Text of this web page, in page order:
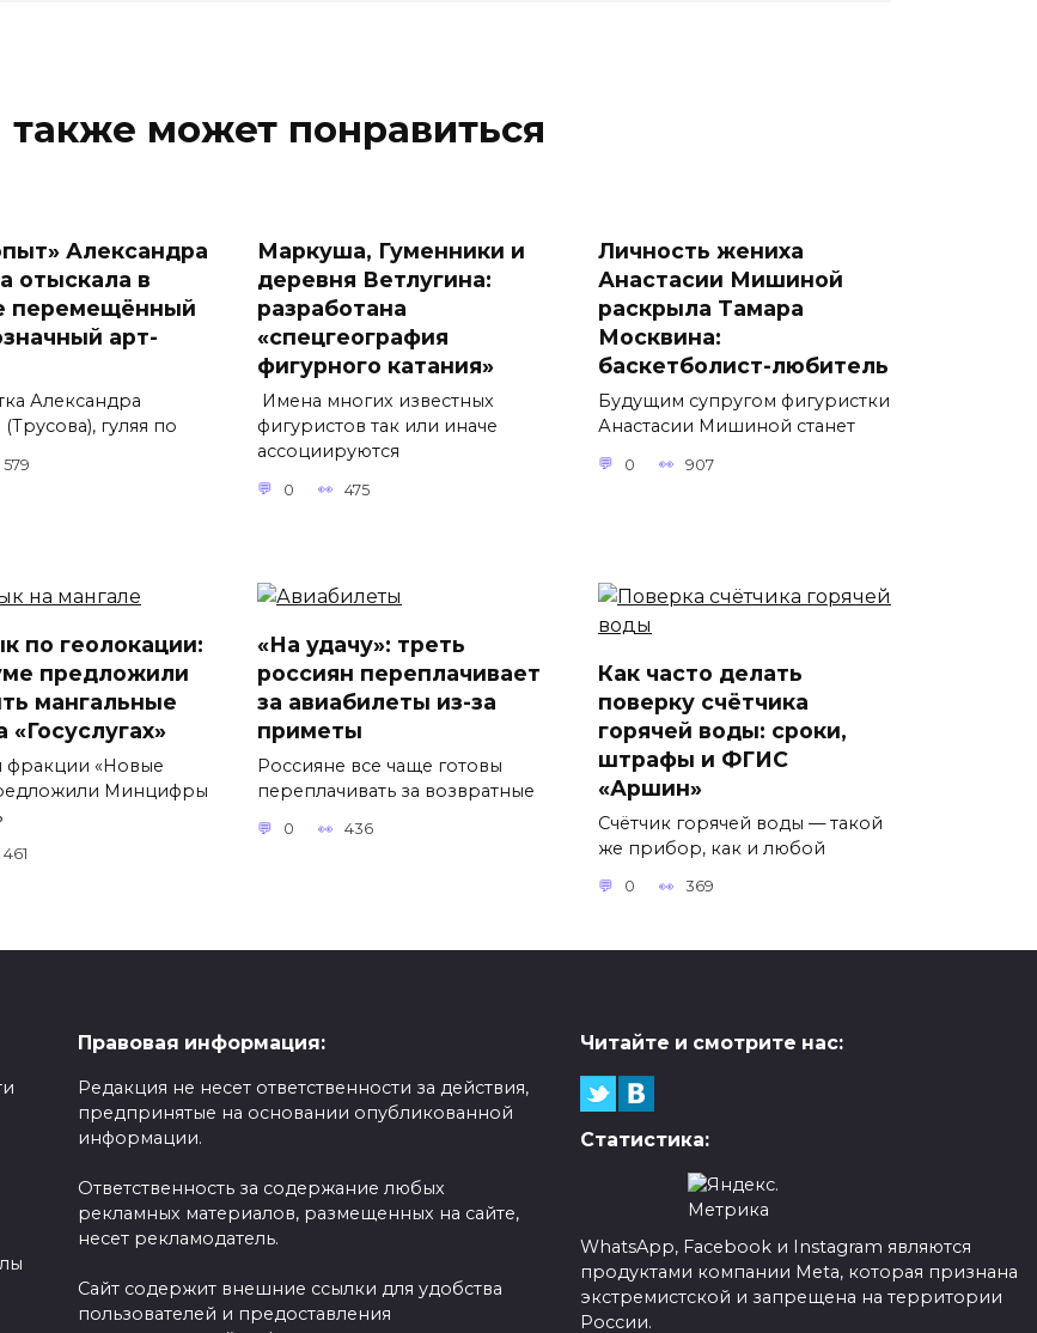
также может понравиться
Александра
отыскала в
перемещённый
арт-
Александра
гуляя по
579
Маркуша, Гуменники и
деревня Ветлугина:
разработана
«спецгеография
фигурного катания»
Имена многих известных
фигуристов так или иначе
ассоциируются
0 475
Личность жениха
Анастасии Мишиной
раскрыла Тамара
Москвина:
баскетболист-любитель
Будущим супругом фигуристки
Анастасии Мишиной станет
0 907
по геолокации:
предложили
мангальные
«Госуслугах»
фракции «Новые
Минцифры
461
«На удачу»: треть
россиян переплачивает
за авиабилеты из-за
приметы
Россияне все чаще готовы
переплачивать за возвратные
0 436
Как часто делать
поверку счётчика
горячей воды: сроки,
штрафы и ФГИС
«Аршин»
Счётчик горячей воды — такой
же прибор, как и любой
0 369
Правовая информация:
Редакция не несет ответственности за действия,
предпринятые на основании опубликованной
информации.
Ответственность за содержание любых
рекламных материалов, размещенных на сайте,
несет рекламодатель.
Сайт содержит внешние ссылки для удобства
пользователей и предоставления
Читайте и смотрите нас:
Статистика:
WhatsApp, Facebook и Instagram являются
продуктами компании Meta, которая признана
экстремистской и запрещена на территории
России.